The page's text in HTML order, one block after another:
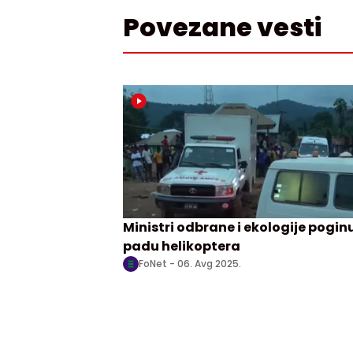
Povezane vesti
Ministri odbrane i ekologije
padu helikoptera
FoNet - 06. Avg 2025.